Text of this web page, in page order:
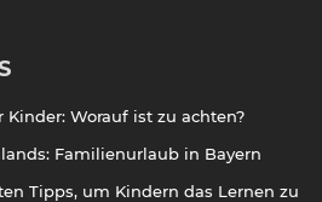
Worauf ist zu achten?
Familienurlaub in Bayern
Tipps, um Kindern das Lernen zu